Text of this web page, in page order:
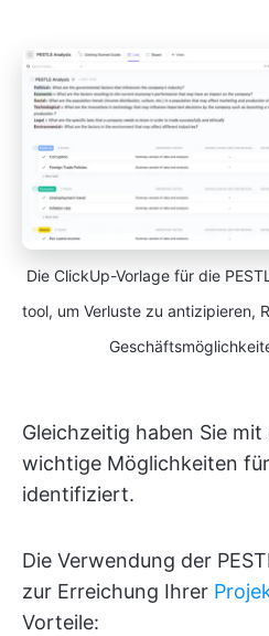
Die ClickUp-Vorlage für die
tool, um Verluste zu antizipieren,
Gleichzeitig haben Sie mit
wichtige Möglichkeiten
identifiziert.
Die Verwendung der
zur Erreichung Ihrer
Vorteile: